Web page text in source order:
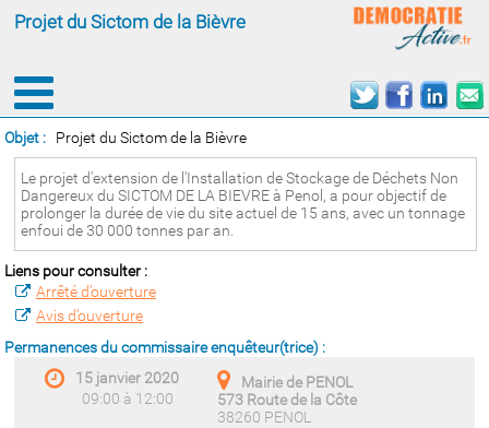
Projet du Sictom de la Bièvre
Objet : Projet du Sictom de la Bièvre
Le projet d'extension de l'Installation de Stockage de Déchets Non
Dangereux du SICTOM DE LA BIEVRE à Penol, a pour objectif de
prolonger la durée de vie du site actuel de 15 ans, avec un tonnage
enfoui de 30 000 tonnes par an.
Liens pour consulter :
Arrêté d’ouverture
Avis d’ouverture
Permanences du commissaire enquêteur(trice) :
15 janvier 2020
09:00 à 12:00
Mairie de PENOL
573 Route de la Côte
38260 PENOL